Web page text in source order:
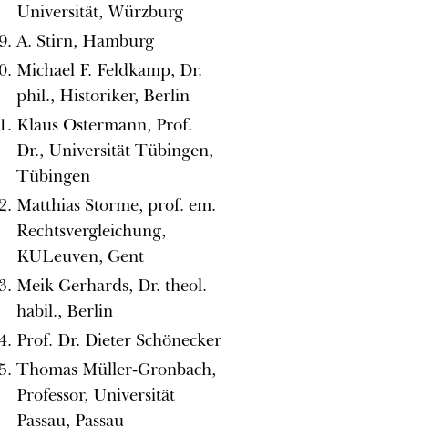
Universität, Würzburg
A. Stirn, Hamburg
Michael F. Feldkamp, Dr.
phil., Historiker, Berlin
Klaus Ostermann, Prof.
Dr., Universität Tübingen,
Tübingen
Matthias Storme, prof. em.
Rechtsvergleichung,
KULeuven, Gent
Meik Gerhards, Dr. theol.
habil., Berlin
Prof. Dr. Dieter Schönecker
Thomas Müller-Gronbach,
Professor, Universität
Passau, Passau